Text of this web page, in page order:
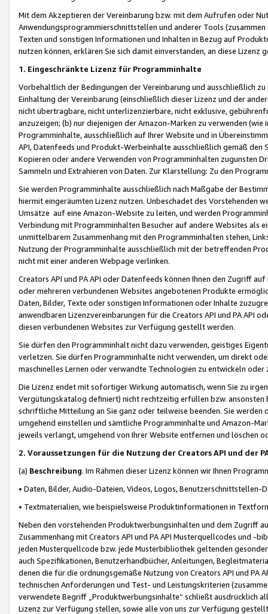
Mit dem Akzeptieren der Vereinbarung bzw. mit dem Aufrufen oder
Anwendungsprogrammierschnittstellen und anderer Tools (zusammen
Texten und sonstigen Informationen und Inhalten in Bezug auf
nutzen können, erklären Sie sich damit einverstanden, an diese Lizenz
1. Eingeschränkte Lizenz für Programminhalte
Vorbehaltlich der Bedingungen der Vereinbarung und ausschließlich
Einhaltung der Vereinbarung (einschließlich dieser Lizenz und der
nicht übertragbare, nicht unterlizenzierbare, nicht exklusive,
anzuzeigen; (b) nur diejenigen der Amazon-Marken zu verwenden
Programminhalte, ausschließlich auf Ihrer Website und in
API, Datenfeeds und Produkt-Werbeinhalte ausschließlich gemäß
Kopieren oder andere Verwenden von Programminhalten zugunsten
Sammeln und Extrahieren von Daten. Zur Klarstellung: Zu den
Sie werden Programminhalte ausschließlich nach Maßgabe der
hiermit eingeräumten Lizenz nutzen. Unbeschadet des Vorstehenden
Umsätze auf eine Amazon-Website zu leiten, und werden
Verbindung mit Programminhalten Besucher auf andere Websites als
unmittelbarem Zusammenhang mit den Programminhalten stehen,
Nutzung der Programminhalte ausschließlich mit der betreffenden
nicht mit einer anderen Webpage verlinken.
Creators API und PA API oder Datenfeeds können Ihnen den Zugriff
oder mehreren verbundenen Websites angebotenen Produkte
Daten, Bilder, Texte oder sonstigen Informationen oder Inhalte
anwendbaren Lizenzvereinbarungen für die Creators API und PA API
diesen verbundenen Websites zur Verfügung gestellt werden.
Sie dürfen den Programminhalt nicht dazu verwenden, geistiges
verletzen. Sie dürfen Programminhalte nicht verwenden, um direkt
maschinelles Lernen oder verwandte Technologien zu entwickeln
Die Lizenz endet mit sofortiger Wirkung automatisch, wenn Sie zu
Vergütungskatalog definiert) nicht rechtzeitig erfüllen bzw. ansonsten
schriftliche Mitteilung an Sie ganz oder teilweise beenden. Sie werden
umgehend einstellen und sämtliche Programminhalte und Amazon-
jeweils verlangt, umgehend von Ihrer Website entfernen und löschen
2. Voraussetzungen für die Nutzung der Creators API und der
(a) Beschreibung. Im Rahmen dieser Lizenz können wir Ihnen
• Daten, Bilder, Audio-Dateien, Videos, Logos, Benutzerschnittstellen-
• Textmaterialien, wie beispielsweise Produktinformationen in
Neben den vorstehenden Produktwerbungsinhalten und dem Zugriff
Zusammenhang mit Creators API und PA API Musterquellcodes und
jeden Musterquellcode bzw. jede Musterbibliothek geltenden
auch Spezifikationen, Benutzerhandbücher, Anleitungen,
denen die für die ordnungsgemäße Nutzung von Creators API und PA
technischen Anforderungen und Test- und Leistungskriterien
verwendete Begriff „Produktwerbungsinhalte“ schließt ausdrücklich
Lizenz zur Verfügung stellen, sowie alle von uns zur Verfügung